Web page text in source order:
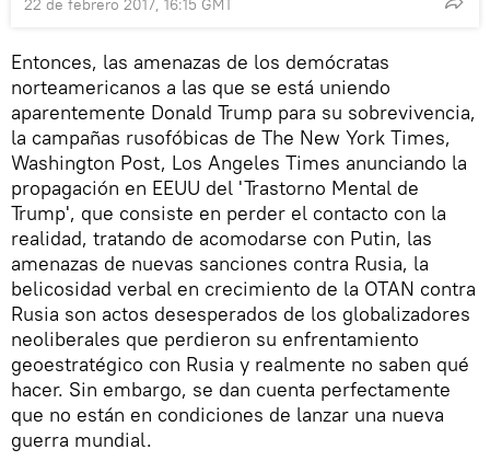
22 de febrero 2017, 16:15 GMT
Entonces, las amenazas de los demócratas
norteamericanos a las que se está uniendo
aparentemente Donald Trump para su sobrevivencia,
la campañas rusofóbicas de The New York Times,
Washington Post, Los Angeles Times anunciando la
propagación en EEUU del 'Trastorno Mental de
Trump', que consiste en perder el contacto con la
realidad, tratando de acomodarse con Putin, las
amenazas de nuevas sanciones contra Rusia, la
belicosidad verbal en crecimiento de la OTAN contra
Rusia son actos desesperados de los globalizadores
neoliberales que perdieron su enfrentamiento
geoestratégico con Rusia y realmente no saben qué
hacer. Sin embargo, se dan cuenta perfectamente
que no están en condiciones de lanzar una nueva
guerra mundial.